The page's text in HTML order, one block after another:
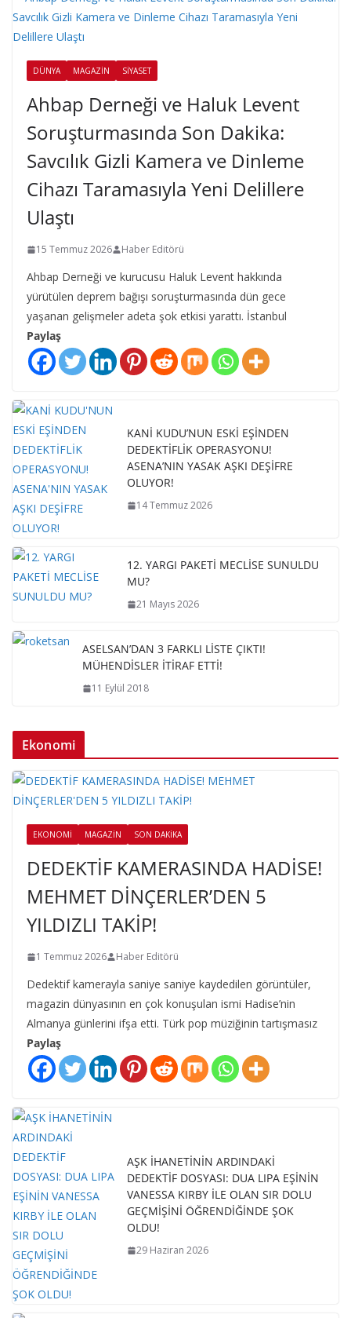
DÜNYA MAGAZIN SIYASET
Ahbap Derneği ve Haluk Levent
Soruşturmasında Son Dakika:
Savcılık Gizli Kamera ve Dinleme
Cihazı Taramasıyla Yeni Delillere
Ulaştı
15 Temmuz 2026 Haber Editörü
Ahbap Derneği ve kurucusu Haluk Levent hakkında
yürütülen deprem bağışı soruşturmasında dün gece
yaşanan gelişmeler adeta şok etkisi yarattı. İstanbul
Paylaş
KANİ KUDU’NUN ESKİ EŞİNDEN
DEDEKTİFLİK OPERASYONU!
ASENA’NIN YASAK AŞKI DEŞİFRE
OLUYOR!
14 Temmuz 2026
12. YARGI PAKETİ MECLİSE SUNULDU
MU?
21 Mayıs 2026
ASELSAN’DAN 3 FARKLI LİSTE ÇIKTI!
MÜHENDİSLER İTİRAF ETTİ!
11 Eylül 2018
Ekonomi
EKONOMI MAGAZIN SON DAKIKA
DEDEKTİF KAMERASINDA HADİSE!
MEHMET DİNÇERLER’DEN 5
YILDIZLI TAKİP!
1 Temmuz 2026 Haber Editörü
Dedektif kamerayla saniye saniye kaydedilen görüntüler,
magazin dünyasının en çok konuşulan ismi Hadise’nin
Almanya günlerini ifşa etti. Türk pop müziğinin tartışmasız
Paylaş
AŞK İHANETİNİN ARDINDAKİ
DEDEKTİF DOSYASI: DUA LIPA EŞİNİN
VANESSA KIRBY İLE OLAN SIR DOLU
GEÇMİŞİNİ ÖĞRENDİĞİNDE ŞOK
OLDU!
29 Haziran 2026